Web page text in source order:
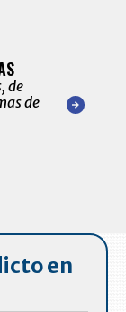
de
de
de las
en